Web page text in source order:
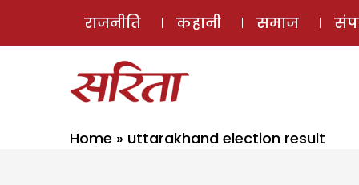
राजनीति कहानी समाज
Home » uttarakhand election result